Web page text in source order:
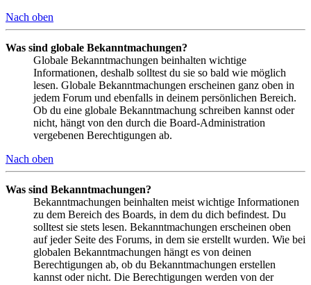
Nach oben
Was sind globale Bekanntmachungen?
Globale Bekanntmachungen beinhalten wichtige
Informationen, deshalb solltest du sie so bald wie möglich
lesen. Globale Bekanntmachungen erscheinen ganz oben in
jedem Forum und ebenfalls in deinem persönlichen Bereich.
Ob du eine globale Bekanntmachung schreiben kannst oder
nicht, hängt von den durch die Board-Administration
vergebenen Berechtigungen ab.
Nach oben
Was sind Bekanntmachungen?
Bekanntmachungen beinhalten meist wichtige Informationen
zu dem Bereich des Boards, in dem du dich befindest. Du
solltest sie stets lesen. Bekanntmachungen erscheinen oben
auf jeder Seite des Forums, in dem sie erstellt wurden. Wie bei
globalen Bekanntmachungen hängt es von deinen
Berechtigungen ab, ob du Bekanntmachungen erstellen
kannst oder nicht. Die Berechtigungen werden von der